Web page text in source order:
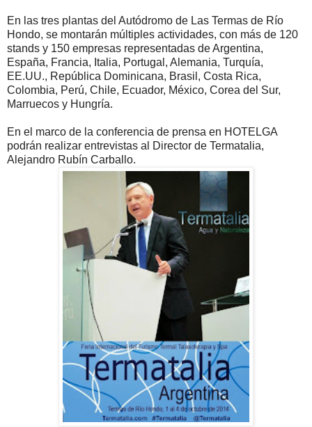
En las tres plantas del Autódromo de Las Termas de Río
Hondo, se montarán múltiples actividades, con más de 120
stands y 150 empresas representadas de Argentina,
España, Francia, Italia, Portugal, Alemania, Turquía,
EE.UU., República Dominicana, Brasil, Costa Rica,
Colombia, Perú, Chile, Ecuador, México, Corea del Sur,
Marruecos y Hungría.
En el marco de la conferencia de prensa en HOTELGA
podrán realizar entrevistas al Director de Termatalia,
Alejandro Rubín Carballo.